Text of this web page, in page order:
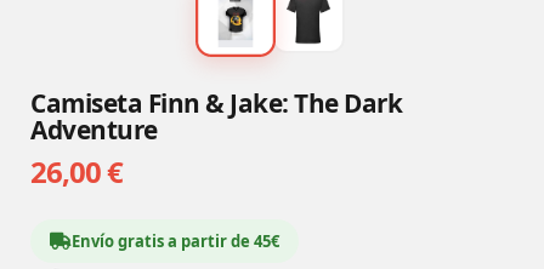
Camiseta Finn & Jake: The Dark
Adventure
26,00 €
Envío gratis a partir de 45€